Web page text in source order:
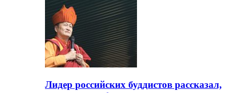
Лидер российских буддистов рассказал,